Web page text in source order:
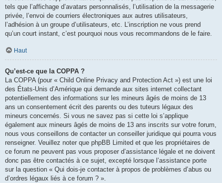
tels que l’affichage d’avatars personnalisés, l’utilisation de la messagerie
privée, l’envoi de courriers électroniques aux autres utilisateurs,
l’adhésion à un groupe d’utilisateurs, etc. L’inscription ne vous prend
qu’un court instant, c’est pourquoi nous vous recommandons de le faire.
Haut
Qu’est-ce que la COPPA ?
La COPPA (pour « Child Online Privacy and Protection Act ») est une loi
des États-Unis d’Amérique qui demande aux sites internet collectant
potentiellement des informations sur les mineurs âgés de moins de 13
ans un consentement écrit des parents ou des tuteurs légaux des
mineurs concernés. Si vous ne savez pas si cette loi s’applique
également aux mineurs âgés de moins de 13 ans inscrits sur votre forum,
nous vous conseillons de contacter un conseiller juridique qui pourra vous
renseigner. Veuillez noter que phpBB Limited et que les propriétaires de
ce forum ne peuvent pas vous proposer d’assistance légale et ne doivent
donc pas être contactés à ce sujet, excepté lorsque l’assistance porte
sur la question « Qui dois-je contacter à propos de problèmes d’abus ou
d’ordres légaux liés à ce forum ? ».